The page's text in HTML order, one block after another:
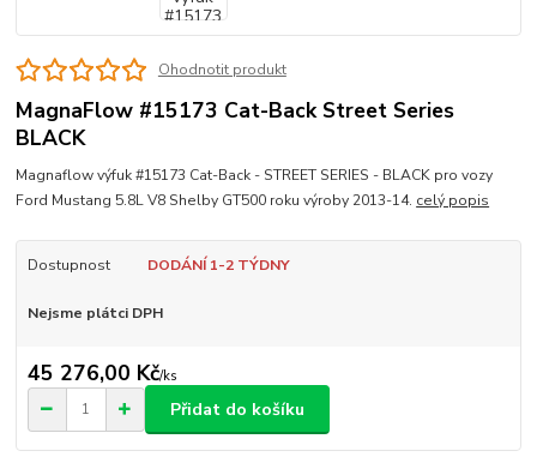
Ohodnotit produkt
MagnaFlow #15173 Cat-Back Street Series
BLACK
Magnaflow výfuk #15173 Cat-Back - STREET SERIES - BLACK pro vozy
Ford Mustang 5.8L V8 Shelby GT500 roku výroby 2013-14. celý popis
Dostupnost DODÁNÍ 1-2 TÝDNY
Nejsme plátci DPH
45 276,00 Kč/ks
Přidat do košíku